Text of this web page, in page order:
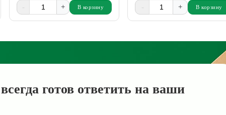
- + В корзину - + В корзину
готов ответить на ваши